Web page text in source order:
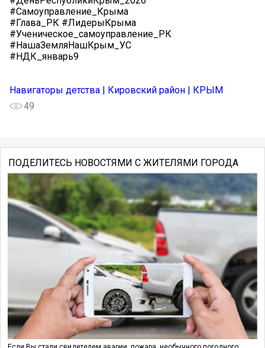
#Самоуправление_Крыма
#Глава_РК #ЛидерыКрыма
#Ученическое_самоуправление_РК
#НашаЗемляНашКрым_УС
#НДК_январь9
Навигаторы детства | Кировский район | КРЫМ
49
ПОДЕЛИТЕСЬ НОВОСТЯМИ С ЖИТЕЛЯМИ ГОРОДА